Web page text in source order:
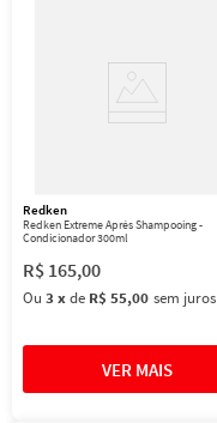
Redken
Redken Extreme Aprés Shampooing -
Condicionador 300ml
R$ 165,00
Ou 3 xde R$ 55,00 sem juros